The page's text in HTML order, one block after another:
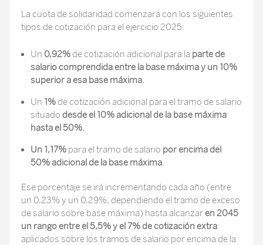
La cuota de solidaridad comenzará con los siguientes
tipos de cotización para el ejercicio 2025:
Un 0,92% de cotización adicional para la parte de
salario comprendida entre la base máxima y un 10%
superior a esa base máxima.
Un 1% de cotización adicional para el tramo de salario
situado desde el 10% adicional de la base máxima
hasta el 50%.
Un 1,17% para el tramo de salario por encima del
50% adicional de la base máxima
Ese porcentaje se irá incrementando cada año (entre
un 0,23% y un 0,29%, dependiendo el tramo de exceso
de salario sobre base máxima) hasta alcanzaren 2045
un rango entre el 5,5% y el 7% de cotización extra
aplicados sobre los tramos de salario por encima de la